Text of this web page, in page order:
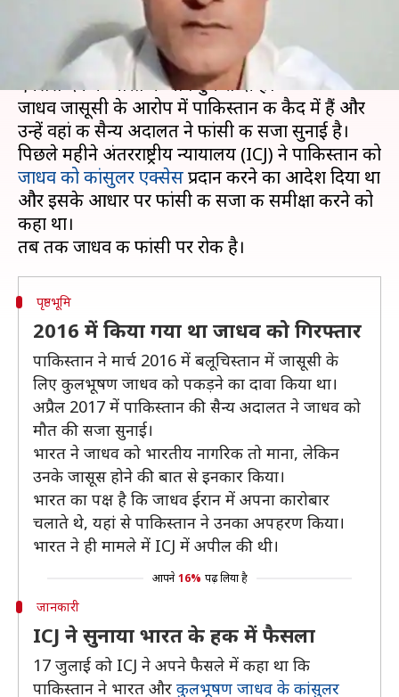
क्या है खबर?
पाकिस्तान ने कुलभूषण जाधव को "बेरोक" कांसुलर
एक्सेस देने की भारत की मांग ठुकरा दी है।
जाधव जासूसी के आरोप में पाकिस्तान की कैद में हैं और
उन्हें वहां की सैन्य अदालत ने फांसी की सजा सुनाई है।
पिछले महीने अंतरराष्ट्रीय न्यायालय (ICJ) ने पाकिस्तान को
जाधव को कांसुलर एक्सेसप्रदान करने का आदेश दिया था
और इसके आधार पर फांसी की सजा की समीक्षा करने को
कहा था।
पृष्ठभूमि
2016 में किया गया था जाधव को गिरफ्तार
पाकिस्तान ने मार्च 2016 में बलूचिस्तान में जासूसी के
लिए कुलभूषण जाधव को पकड़ने का दावा किया था।
अप्रैल 2017 में पाकिस्तान की सैन्य अदालत ने जाधव को
मौत की सजा सुनाई।
भारत ने जाधव को भारतीय नागरिक तो माना, लेकिन
उनके जासूस होने की बात से इनकार किया।
भारत का पक्ष है कि जाधव ईरान में अपना कारोबार
चलाते थे, यहां से पाकिस्तान ने उनका अपहरण किया।
भारत ने ही मामले में ICJ में अपील की थी।
आपने 16% पढ़ लिया है
जानकारी
ICJ ने सुनाया भारत के हक में फैसला
17 जुलाई को ICJ ने अपने फैसले में कहा था कि
पाकिस्तान ने भारत और कुलभूषण जाधव के कांसुलर